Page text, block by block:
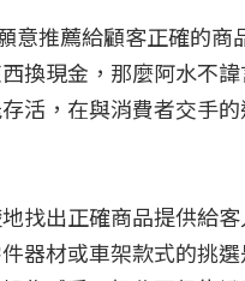
意推薦給顧客正確的
換現金，那麼阿水不
活，在與消費者交手
找出正確商品提供給
器材或車架款式的挑